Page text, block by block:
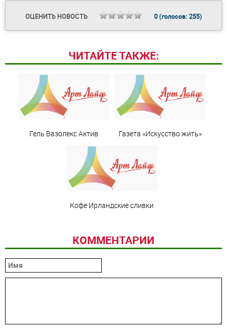
ОЦЕНИТЬ НОВОСТЬ 0(голосов: 255)
ЧИТАЙТЕ ТАКЖЕ:
Гель Вазолекс Актив Газета «Искусство жить»
Кофе Ирландские сливки
КОММЕНТАРИИ